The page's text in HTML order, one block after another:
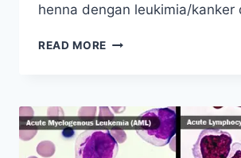
henna dengan leukimia/kanker
READ MORE TATO
BENZENA
BISA
MEMICU